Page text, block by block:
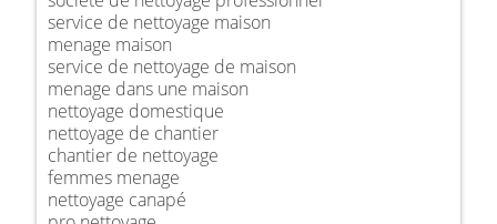
service de nettoyage maison
menage maison
service de nettoyage de maison
menage dans une maison
nettoyage domestique
nettoyage de chantier
chantier de nettoyage
femmes menage
nettoyage canapé